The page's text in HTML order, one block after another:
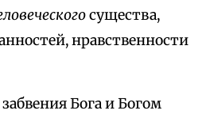
существа,
нравственности
Бога и Богом